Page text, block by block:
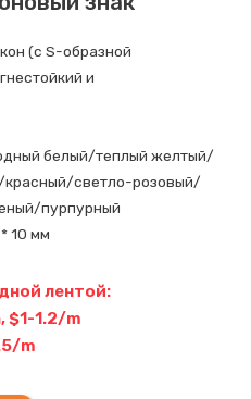
(с S-образной
и
белый/теплый желтый/
светло-розовый/
пурпурный
10 мм
лентой:
$1-1.2/m
m